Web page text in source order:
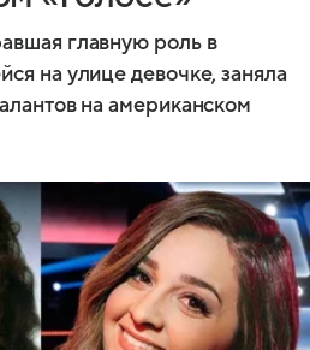
главную роль в
на улице девочке, заняла
на американском